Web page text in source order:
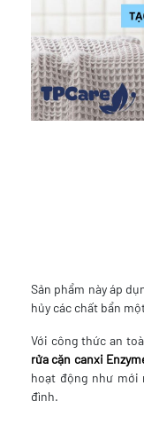
Sản phẩm này áp
hủy các chất bẩn
Với công thức an
rửa cặn canxi
hoạt động như mới
đình.